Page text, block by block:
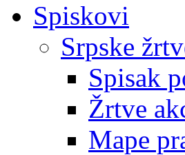
Spiskovi
Srpske
Spisak
Žrtve
Mape